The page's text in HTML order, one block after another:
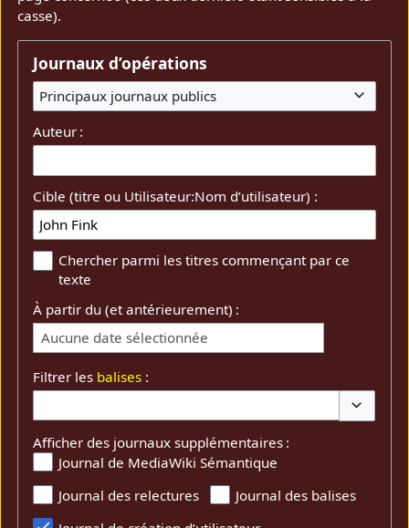
casse).
Journaux d’opérations
Principaux journaux publics
Auteur :
Cible (titre ou Utilisateur:Nom d’utilisateur) :
Chercher parmi les titres commençant par ce
texte
À partir du (et antérieurement) :
Aucune date sélectionnée
Filtrer les balises :
Afficher des journaux supplémentaires :
Journal de MediaWiki Sémantique
Journal des relectures
Journal des balises